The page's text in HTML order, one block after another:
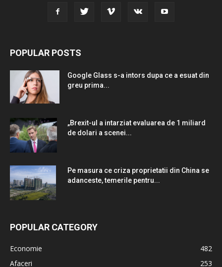
POPULAR POSTS
Google Glass s-a intors dupa ce a esuat din
greu prima...
„Brexit-ul a intarziat evaluarea de 1 miliard
de dolari a scenei...
Pe masura ce criza proprietatii din China se
adanceste, temerile pentru...
POPULAR CATEGORY
Economie
482
Afaceri
253